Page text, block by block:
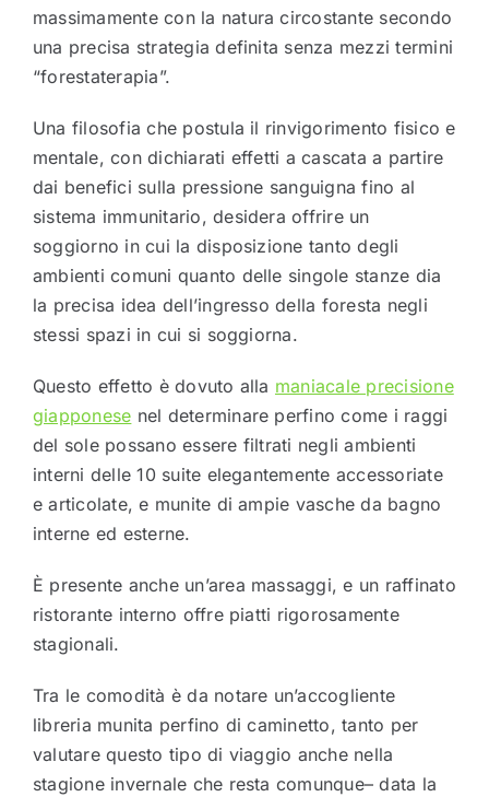
massimamente con la natura circostante secondo
una precisa strategia definita senza mezzi termini
“forestaterapia”.
Una filosofia che postula il rinvigorimento fisico e
mentale, con dichiarati effetti a cascata a partire
dai benefici sulla pressione sanguigna fino al
sistema immunitario, desidera offrire un
soggiorno in cui la disposizione tanto degli
ambienti comuni quanto delle singole stanze dia
la precisa idea dell’ingresso della foresta negli
stessi spazi in cui si soggiorna.
Questo effetto è dovuto alla maniacale precisione
giapponese nel determinare perfino come i raggi
del sole possano essere filtrati negli ambienti
interni delle 10 suite elegantemente accessoriate
e articolate, e munite di ampie vasche da bagno
interne ed esterne.
È presente anche un’area massaggi, e un raffinato
ristorante interno offre piatti rigorosamente
stagionali.
Tra le comodità è da notare un’accogliente
libreria munita perfino di caminetto, tanto per
valutare questo tipo di viaggio anche nella
stagione invernale che resta comunque– data la